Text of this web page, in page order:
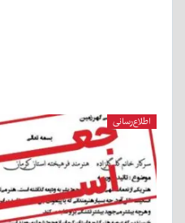
اطلاع‌رسانی